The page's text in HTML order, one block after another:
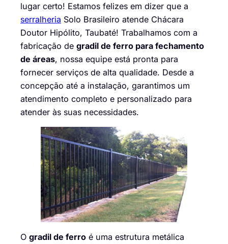
lugar certo! Estamos felizes em dizer que a
serralheria Solo Brasileiro atende Chácara
Doutor Hipólito, Taubaté! Trabalhamos com a
fabricação de gradil de ferro para fechamento
de áreas, nossa equipe está pronta para
fornecer serviços de alta qualidade. Desde a
concepção até a instalação, garantimos um
atendimento completo e personalizado para
atender às suas necessidades.
O gradil de ferro é uma estrutura metálica